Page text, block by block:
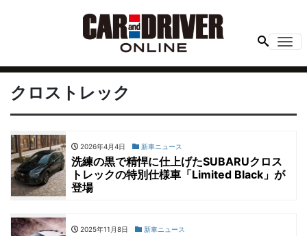
クロストレック
2026年4月4日 新車ニュース
洗練の黒で精悍に仕上げたSUBARUクロス
トレックの特別仕様車「Limited Black」が
登場
2025年11月8日 新車ニュース